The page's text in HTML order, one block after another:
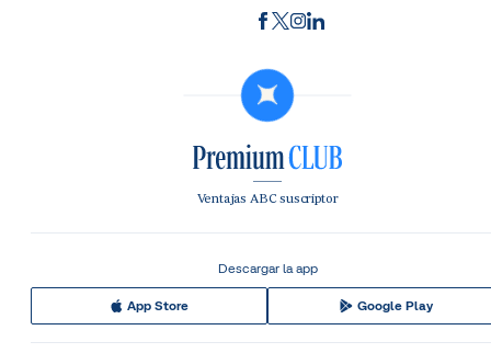
Ventajas ABC suscriptor
Descargar la app
App Store Google Play